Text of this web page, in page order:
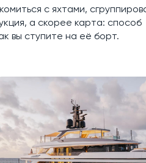
с яхтами,
а скорее карта: способ
вы ступите на её борт.